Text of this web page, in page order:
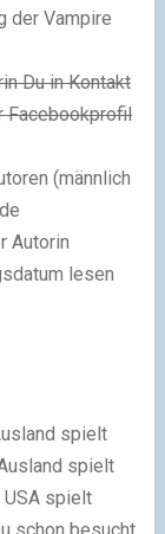
der Vampire
Du in Kontakt
Facebookprofil
(männlich
Autorin
lesen
spielt
spielt
USA spielt